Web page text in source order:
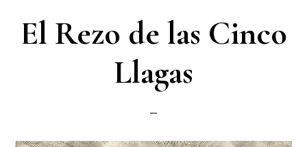
El Rezo de las Cinco
Llagas